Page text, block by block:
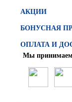
АКЦИИ
БОНУСНАЯ
ОПЛАТА И
Мы принимаем